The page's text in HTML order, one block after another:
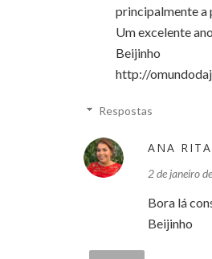
principalmente a
Um excelente
Beijinho
http://
Respostas
ANA
2 de janeiro
Bora lá
Beijinho